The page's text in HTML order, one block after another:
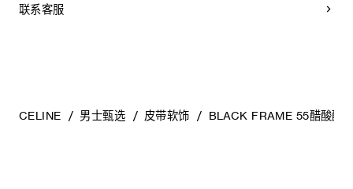
害产品。
- 将太阳眼镜放置于眼镜盒内，并保存于-10°C至+35°C的干爽
联系客服
CELINE 男士甄选 皮带软饰 BLACK FRAME 55醋酸酯